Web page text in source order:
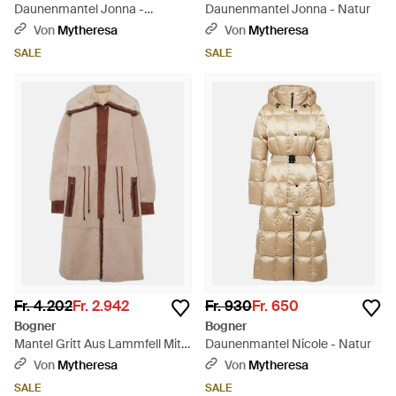
Daunenmantel Jonna -
Schwarz
Von Mytheresa
SALE
Daunenmantel Jonna - Natur
Von Mytheresa
SALE
Fr. 4.202Fr. 2.942
Bogner
Mantel Gritt Aus Lammfell Mit
Veloursleder - Braun
Von Mytheresa
SALE
Fr. 930Fr. 650
Bogner
Daunenmantel Nicole - Natur
Von Mytheresa
SALE